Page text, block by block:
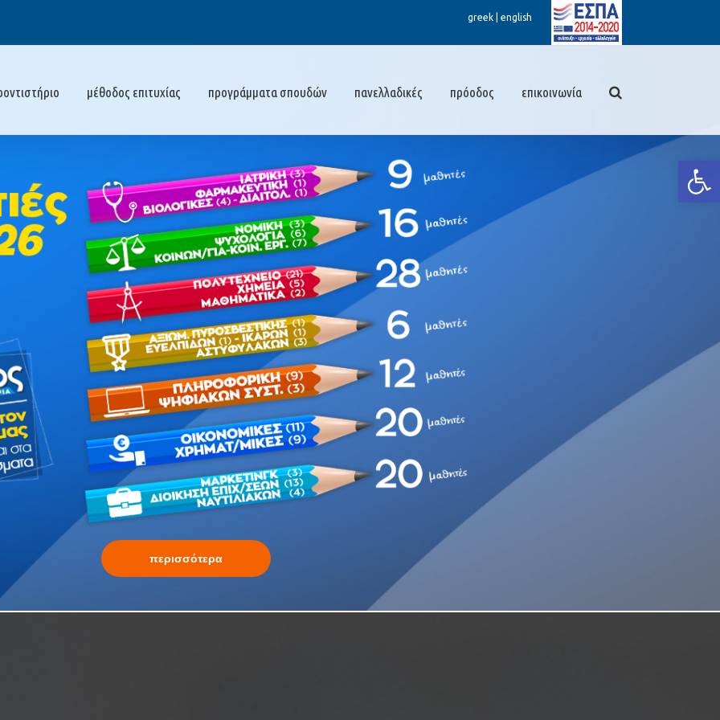
greek english
μέθοδος επιτυχίας προγράμματα σπουδών πανελλαδικές πρόοδος επικοινωνία
περισσότερα